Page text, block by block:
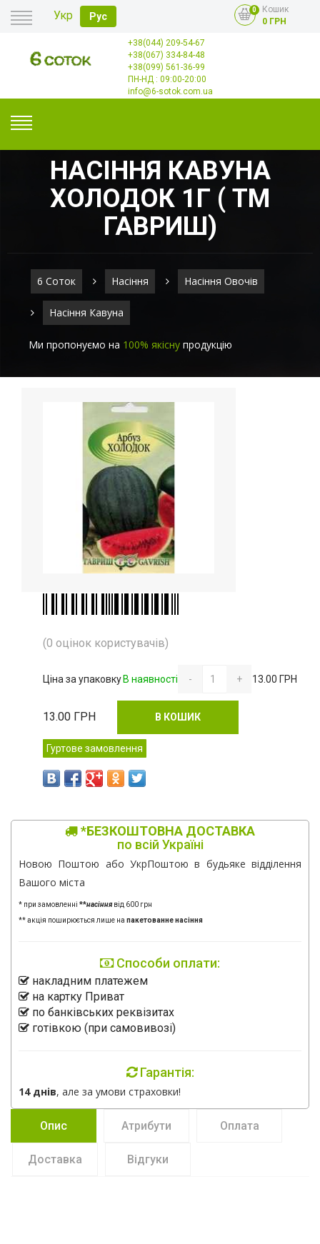
Укр Рус
0
Кошик
0 ГРН
Головна
Оплата
Доставка
+38(044) 209-54-67
+38(067) 334-84-48
+38(099) 561-36-99
ПН-НД : 09:00-20:00
info@6-sotok.com.ua
НАСІННЯ КАВУНА
ХОЛОДОК 1Г ( ТМ
ГАВРИШ)
6 Соток Насіння Насіння Овочів
Насіння Кавуна
Ми пропонуємо на 100% якісну продукцію
(0 оцінок користувачів)
Ціна за упаковку В наявності - + 13.00 ГРН
13.00 ГРН В КОШИК
Гуртове замовлення
*БЕЗКОШТОВНА ДОСТАВКА
по всій Україні
Новою Поштою або УкрПоштою в будьяке відділення
Вашого міста
* при замовленні **насіннявід 600 грн
** акція поширюється лише на пакетованне насіння
Способи оплати:
накладним платежем
на картку Приват
по банківських реквізитах
готівкою (при самовивозі)
Гарантія:
14 днів, але за умови страховки!
Опис Атрибути Оплата
Доставка Відгуки